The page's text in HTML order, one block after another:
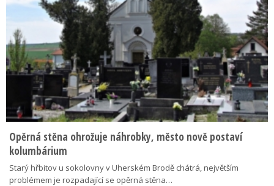
Opěrná stěna ohrožuje náhrobky, město nově postaví
kolumbárium
Starý hřbitov u sokolovny v Uherském Brodě chátrá, největším
problémem je rozpadající se opěrná stěna…